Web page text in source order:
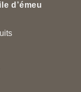
d’émeu